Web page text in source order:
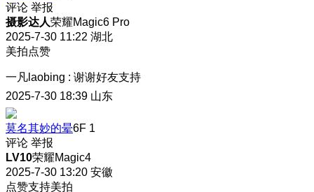
评论 举报
摄影达人荣耀Magic6 Pro
2025-7-30 11:22 湖北
美拍点赞
一凡laobing : 谢谢好友支持
2025-7-30 18:39 山东
莫名其妙的晕6F 1
评论 举报
LV10荣耀Magic4
2025-7-30 13:20 安徽
点赞支持美拍